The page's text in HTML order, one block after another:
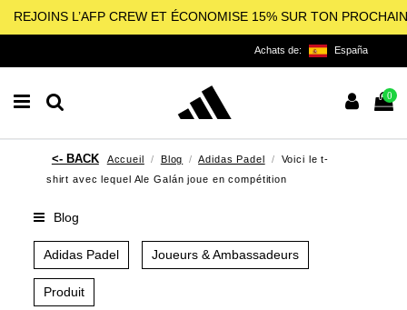
REJOINS L’AFP CREW ET ÉCONOMISE 15% SUR TON
Achats de: España
0
Accueil Blog Adidas Padel
Voici le t-
shirt avec lequel Ale Galán joue en compétition
Blog
Adidas Padel Joueurs & Ambassadeurs
Produit